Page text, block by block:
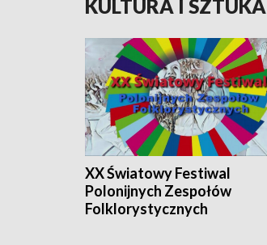
KULTURA I SZTUKA
XX Światowy Festiwal
Polonijnych Zespołów
Folklorystycznych